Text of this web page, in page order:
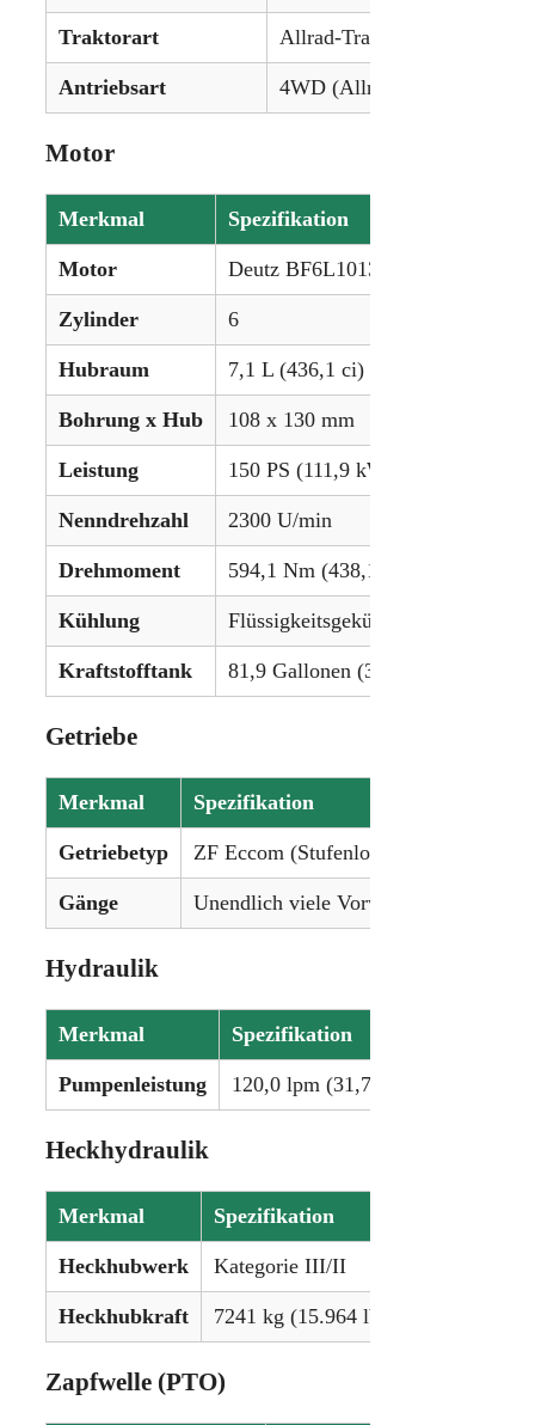
Traktorart Allrad-Traktor
Antriebsart 4WD (Allradantrieb)
Motor
Merkmal Spezifikation
Motor Deutz BF6L1013E
Zylinder 6
Hubraum 7,1 L (436,1 ci)
Bohrung x Hub 108 x 130 mm
Leistung 150 PS (111,9 kW)
Nenndrehzahl 2300 U/min
Drehmoment 594,1 Nm (438,1 lb-ft) bei 1380
Kühlung Flüssigkeitsgekühlt
Kraftstofftank 81,9 Gallonen (310,0 L)
Getriebe
Merkmal Spezifikation
Getriebetyp ZF Eccom (Stufenlos)
Gänge Unendlich viele Vorwärts- und
Hydraulik
Merkmal Spezifikation
Pumpenleistung 120,0 lpm (31,7 gpm)
Heckhydraulik
Merkmal Spezifikation
Heckhubwerk Kategorie III/II
Heckhubkraft 7241 kg (15.964 lbs)
Zapfwelle (PTO)